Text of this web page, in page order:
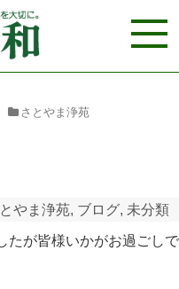
さとやま浄苑
やま浄苑, ブログ, 未分類
たが皆様いかがお過ごしで